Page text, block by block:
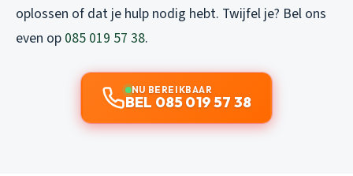
oplossen of dat je hulp nodig hebt. Twijfel je? Bel ons
even op 085 019 57 38.
NU BEREIKBAAR
BEL 085 019 57 38